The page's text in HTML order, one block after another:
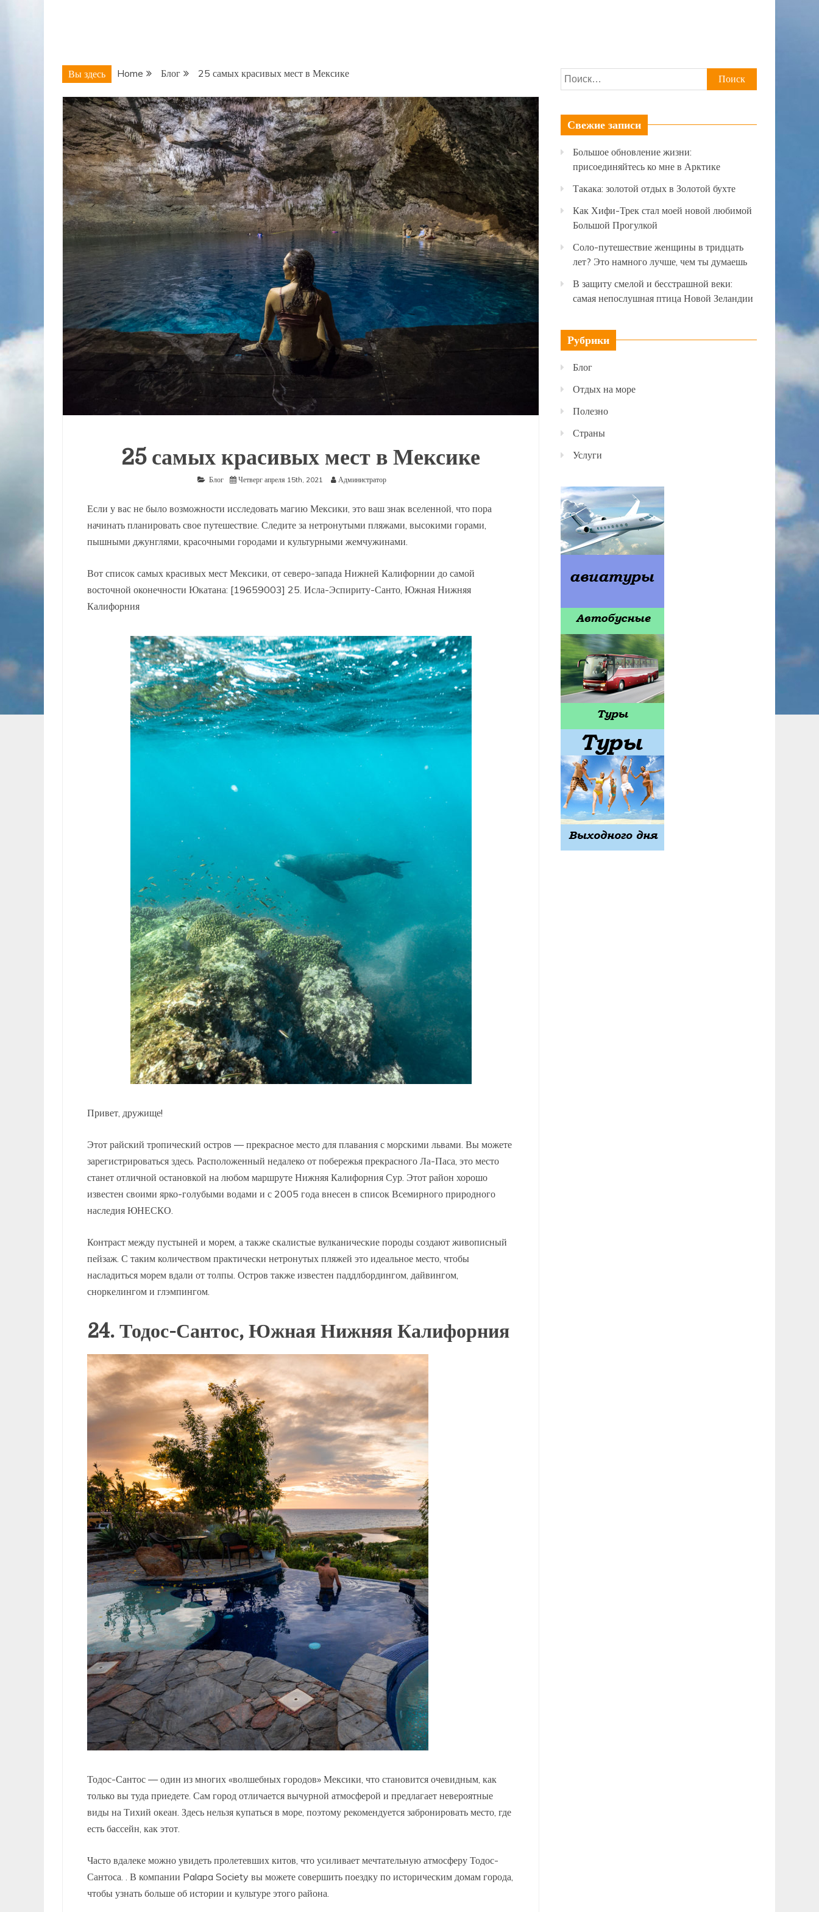
Вы здесь Home Блог 25 самых красивых мест в Мексике
25 самых красивых мест в Мексике
Блог Четверг апреля 15th, 2021 Администратор
Если у вас не было возможности исследовать магию Мексики, это ваш знак вселенной, что пора
начинать планировать свое путешествие. Следите за нетронутыми пляжами, высокими горами,
пышными джунглями, красочными городами и культурными жемчужинами.
Вот список самых красивых мест Мексики, от северо-запада Нижней Калифорнии до самой
восточной оконечности Юкатана: [19659003] 25. Исла-Эспириту-Санто, Южная Нижняя
Калифорния
Привет, дружище!
Этот райский тропический остров — прекрасное место для плавания с морскими львами. Вы можете
зарегистрироваться здесь. Расположенный недалеко от побережья прекрасного Ла-Паса, это место
станет отличной остановкой на любом маршруте Нижняя Калифорния Сур. Этот район хорошо
известен своими ярко-голубыми водами и с 2005 года внесен в список Всемирного природного
наследия ЮНЕСКО.
Контраст между пустыней и морем, а также скалистые вулканические породы создают живописный
пейзаж. С таким количеством практически нетронутых пляжей это идеальное место, чтобы
насладиться морем вдали от толпы. Остров также известен паддлбордингом, дайвингом,
сноркелингом и глэмпингом.
24. Тодос-Сантос, Южная Нижняя Калифорния
Тодос-Сантос — один из многих «волшебных городов» Мексики, что становится очевидным, как
только вы туда приедете. Сам город отличается вычурной атмосферой и предлагает невероятные
виды на Тихий океан. Здесь нельзя купаться в море, поэтому рекомендуется забронировать место, где
есть бассейн, как этот.
Часто вдалеке можно увидеть пролетевших китов, что усиливает мечтательную атмосферу Тодос-
Сантоса. . В компании Palapa Society вы можете совершить поездку по историческим домам города,
чтобы узнать больше об истории и культуре этого района.
Найти:
Свежие записи
Большое обновление жизни:
присоединяйтесь ко мне в Арктике
Такака: золотой отдых в Золотой бухте
Как Хифи-Трек стал моей новой любимой
Большой Прогулкой
Соло-путешествие женщины в тридцать
лет? Это намного лучше, чем ты думаешь
В защиту смелой и бесстрашной веки:
самая непослушная птица Новой Зеландии
Рубрики
Блог
Отдых на море
Полезно
Страны
Услуги